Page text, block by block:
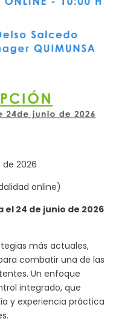
de 2026
online)
24 de junio de 2026
más actuales,
combatir una de las
Un enfoque
integrado, que
y experiencia práctica